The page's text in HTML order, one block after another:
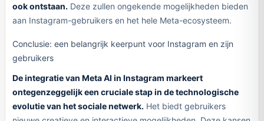
ook ontstaan. Deze zullen ongekende mogelijkheden bieden
aan Instagram-gebruikers en het hele Meta-ecosysteem.
Conclusie: een belangrijk keerpunt voor Instagram en zijn
gebruikers
De integratie van Meta AI in Instagram markeert
ontegenzeggelijk een cruciale stap in de technologische
evolutie van het sociale netwerk. Het biedt gebruikers